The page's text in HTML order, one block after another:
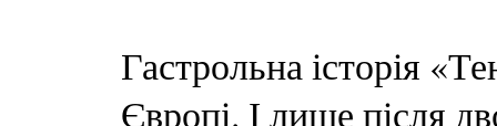
Гастрольна історія
Європі. І лише після